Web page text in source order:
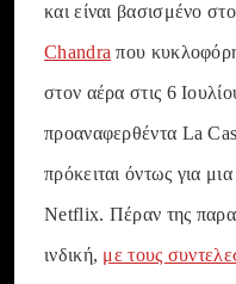
και είναι βασισμένο
Chandra που
στον αέρα στις 6
προαναφερθέντα La
πρόκειται όντως για
Netflix. Πέραν της
ινδική, με τους